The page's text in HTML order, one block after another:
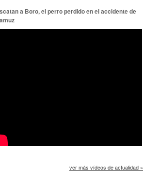
a Boro, el perro perdido en el accidente de
ver más vídeos de actualidad »